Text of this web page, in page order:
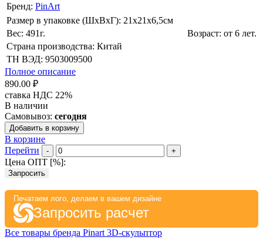
Бренд: PinArt
Размер в упаковке (ШхВxГ): 21х21х6,5cм
Вес: 491г.
Возраст: от 6 лет.
Страна производства: Китай
ТН ВЭД: 9503009500
Полное описание
890.00 ₽
ставка НДС 22%
В наличии
Самовывоз: сегодня
Добавить в корзину
В корзине
Перейти
- +
Цена ОПТ [%]:
Запросить
Печатаем лого, делаем в вашем дизайне
Запросить расчет
Все товары бренда Pinart 3D-скульптор